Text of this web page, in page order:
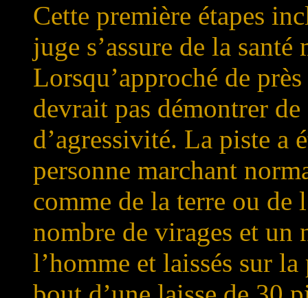
Cette première étapes
juge s’assure de la
Lorsqu’approché de
devrait pas démontrer
d’agressivité. La piste a
personne marchant
comme de la terre ou de
nombre de virages et un
l’homme et laissés sur